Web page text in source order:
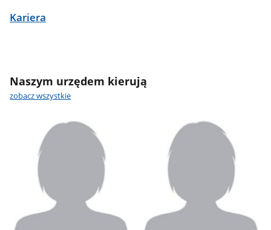
Kariera
Naszym urzędem kierują
zobacz wszystkie